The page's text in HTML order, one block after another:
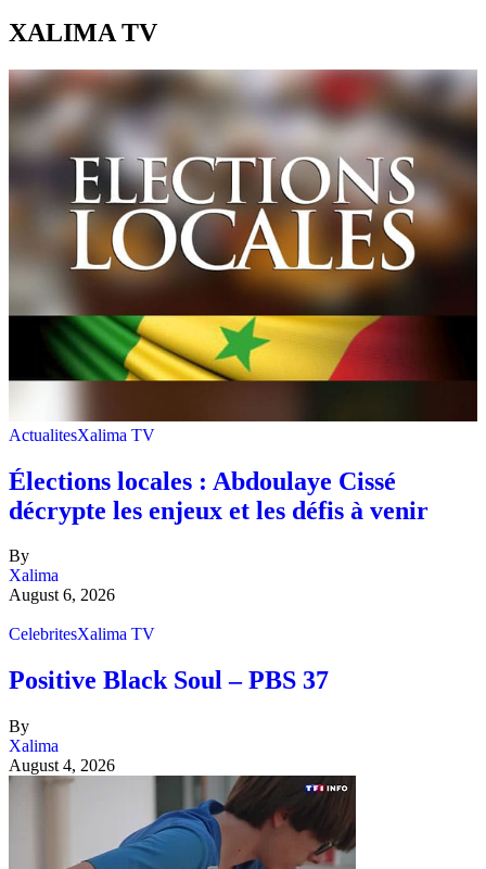
XALIMA TV
ActualitesXalima TV
Élections locales : Abdoulaye Cissé
décrypte les enjeux et les défis à venir
By
Xalima
August 6, 2026
CelebritesXalima TV
Positive Black Soul – PBS 37
By
Xalima
August 4, 2026